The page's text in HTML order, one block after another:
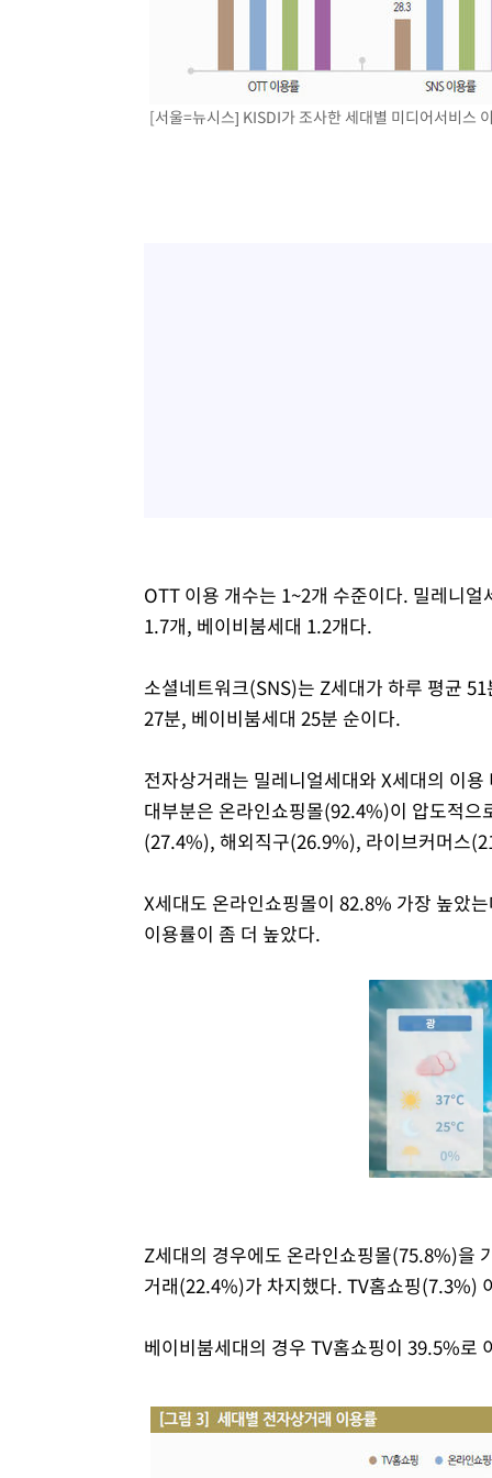
[서울=뉴시스] KISDI가 조사한 세대별 미디어서비스
OTT 이용 개수는 1~2개 수준이다. 밀레니
1.7개, 베이비붐세대 1.2개다.
소셜네트워크(SNS)는 Z세대가 하루 평균
27분, 베이비붐세대 25분 순이다.
전자상거래는 밀레니얼세대와 X세대의 이
대부분은 온라인쇼핑몰(92.4%)이 압도적
(27.4%), 해외직구(26.9%), 라이브커머스
X세대도 온라인쇼핑몰이 82.8% 가장 높았
이용률이 좀 더 높았다.
Z세대의 경우에도 온라인쇼핑몰(75.8%)을
거래(22.4%)가 차지했다. TV홈쇼핑(7.3%)
베이비붐세대의 경우 TV홈쇼핑이 39.5%로